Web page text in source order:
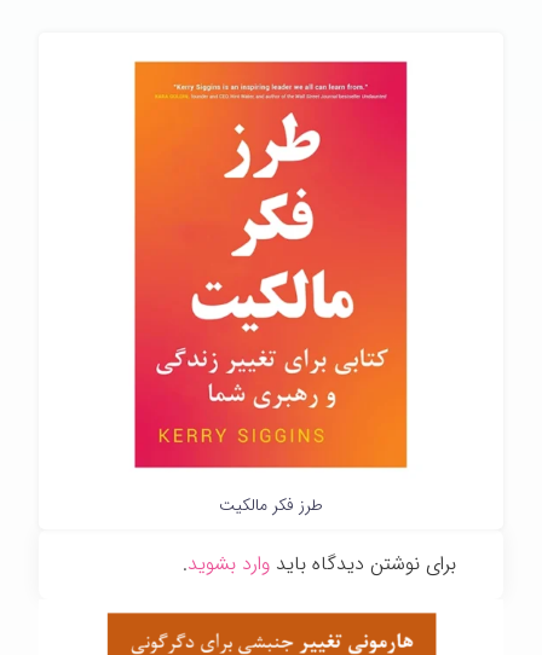
طرز فکر مالکیت
برای نوشتن دیدگاه باید وارد بشوید.